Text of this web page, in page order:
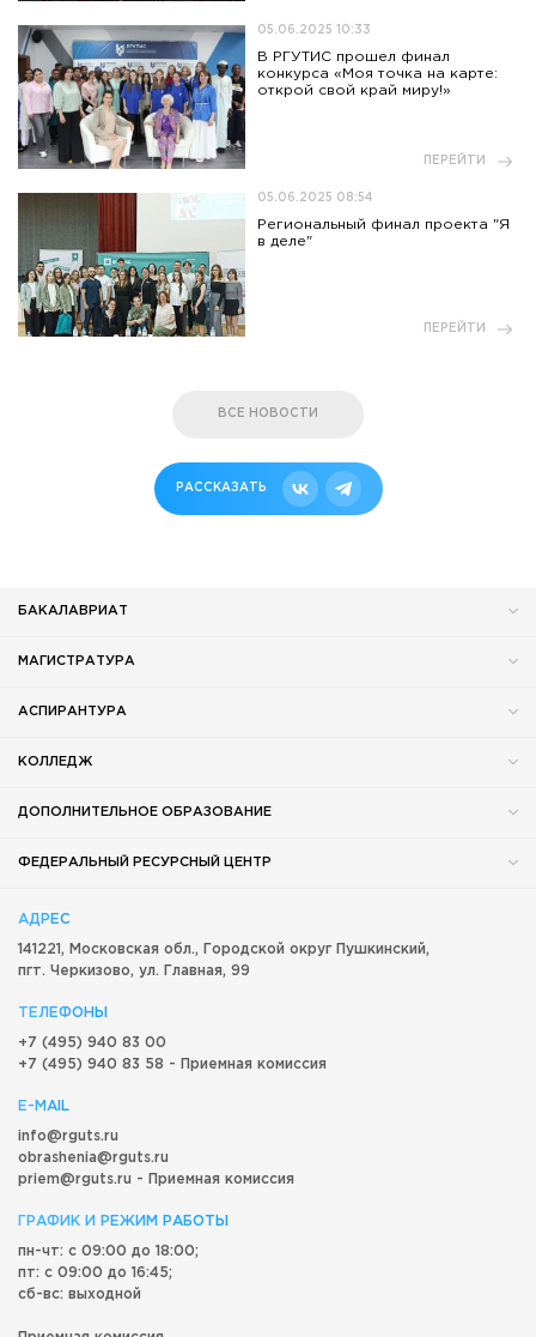
05.06.2025 10:33
В РГУТИС прошел финал
конкурса «Моя точка на карте:
открой свой край миру!»
ПЕРЕЙТИ
05.06.2025 08:54
Региональный финал проекта "Я
в деле"
ПЕРЕЙТИ
ВСЕ НОВОСТИ
РАССКАЗАТЬ
БАКАЛАВРИАТ
МАГИСТРАТУРА
АСПИРАНТУРА
КОЛЛЕДЖ
ДОПОЛНИТЕЛЬНОЕ ОБРАЗОВАНИЕ
ФЕДЕРАЛЬНЫЙ РЕСУРСНЫЙ ЦЕНТР
АДРЕС
141221, Московская обл., Городской округ Пушкинский,
пгт. Черкизово, ул. Главная, 99
ТЕЛЕФОНЫ
+7 (495) 940 83 00
+7 (495) 940 83 58 - Приемная комиссия
E-MAIL
info@rguts.ru
obrashenia@rguts.ru
priem@rguts.ru - Приемная комиссия
ГРАФИК И РЕЖИМ РАБОТЫ
пн-чт: с 09:00 до 18:00;
пт: с 09:00 до 16:45;
сб-вс: выходной